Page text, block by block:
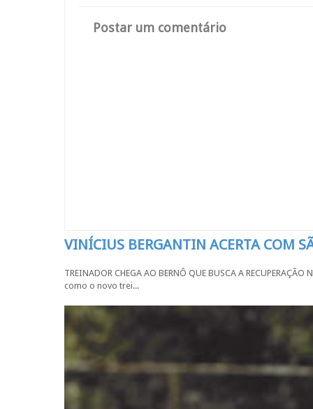
Postar um comentário
VINÍCIUS BERGANTIN ACERTA COM
TREINADOR CHEGA AO BERNÔ QUE BUSCA A
como o novo trei...